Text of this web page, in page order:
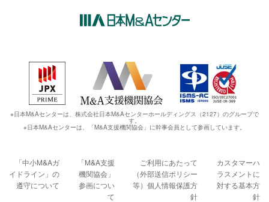
※日本M&Aセンターは、株式会社日本M&Aセンターホールディングス（2127）のグループで
す。
※日本M&Aセンターは、「M&A支援機関協会」に幹事会員として参画しています。
「中小M&Aガ
イドライン」の
遵守について
「M&A支援
機関協会」
参画につい
て
ご利用にあたって
（外部送信ポリシー
等）個人情報保護方
針
カスタマーハ
ラスメントに
対する基本方
針